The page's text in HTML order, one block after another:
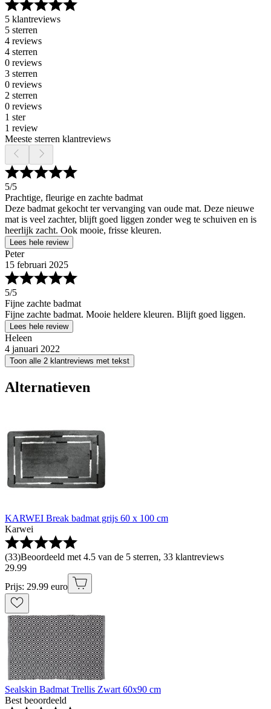
5 klantreviews
5 sterren
4 reviews
4 sterren
0 reviews
3 sterren
0 reviews
2 sterren
0 reviews
1 ster
1 review
Meeste sterren klantreviews
5/5
Prachtige, fleurige en zachte badmat
Deze badmat gekocht ter vervanging van oude mat. Deze nieuwe
mat is veel zachter, blijft goed liggen zonder weg te schuiven en is
heerlijk zacht. Ook mooie, frisse kleuren.
Lees hele review
Peter
15 februari 2025
5/5
Fijne zachte badmat
Fijne zachte badmat. Mooie heldere kleuren. Blijft goed liggen.
Lees hele review
Heleen
4 januari 2022
Toon alle 2 klantreviews met tekst
Alternatieven
KARWEI Break badmat grijs 60 x 100 cm
Karwei
(33)Beoordeeld met 4.5 van de 5 sterren, 33 klantreviews
29.99
Prijs: 29.99 euro
Sealskin Badmat Trellis Zwart 60x90 cm
Best beoordeeld